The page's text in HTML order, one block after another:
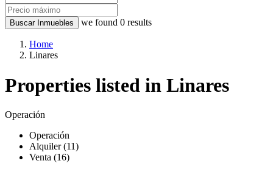
Buscar Inmuebles we found 0 results
Home
Linares
Properties listed in Linares
Operación
Operación
Alquiler (11)
Venta (16)